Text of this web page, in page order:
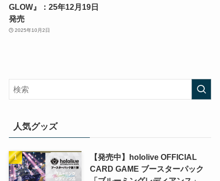
GLOW』：25年12月19日
発売
2025年10月2日
人気グッズ
【発売中】hololive OFFICIAL
CARD GAME ブースターパック